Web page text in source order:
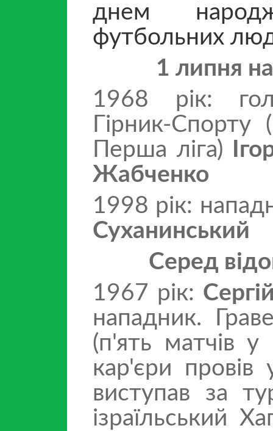
днем
футбольних
1 липня
1968 рік:
Гірник-Спорту
Перша ліга)
Жабченко
1998 рік:
Суханинський
Серед
1967 рік:
нападник.
(п'ять матчів
кар'єри
виступав за
ізраїльський